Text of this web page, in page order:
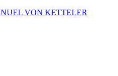
VON KETTELER